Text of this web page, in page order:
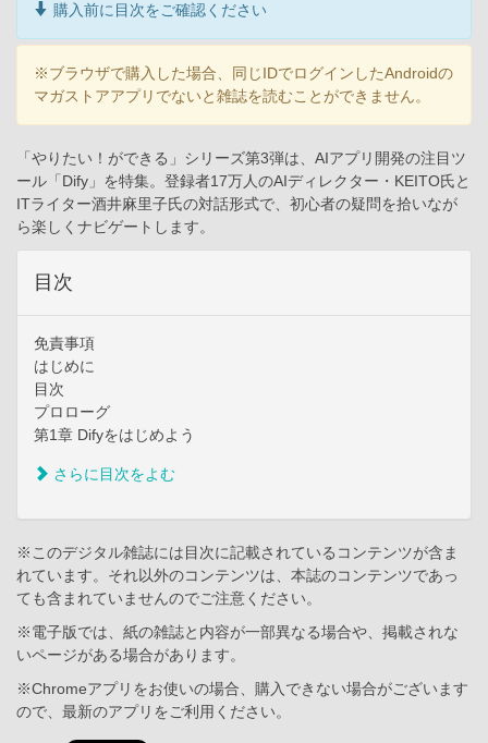
購入前に目次をご確認ください
※ブラウザで購入した場合、同じIDでログインしたAndroidの
マガストアアプリでないと雑誌を読むことができません。
「やりたい！ができる」シリーズ第3弾は、AIアプリ開発の注目ツ
ール「Dify」を特集。登録者17万人のAIディレクター・KEITO氏と
ITライター酒井麻里子氏の対話形式で、初心者の疑問を拾いなが
ら楽しくナビゲートします。
目次
免責事項
はじめに
目次
プロローグ
第1章 Difyをはじめよう
さらに目次をよむ
※このデジタル雑誌には目次に記載されているコンテンツが含ま
れています。それ以外のコンテンツは、本誌のコンテンツであっ
ても含まれていませんのでご注意ください。
※電子版では、紙の雑誌と内容が一部異なる場合や、掲載されな
いページがある場合があります。
※Chromeアプリをお使いの場合、購入できない場合がございます
ので、最新のアプリをご利用ください。